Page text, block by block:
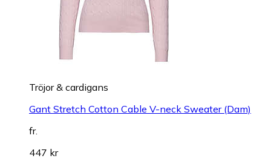
Tröjor & cardigans
Gant Stretch Cotton Cable V-neck Sweater (Dam)
fr.
447 kr